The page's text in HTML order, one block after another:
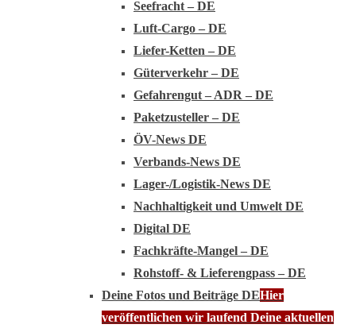
Seefracht – DE
Luft-Cargo – DE
Liefer-Ketten – DE
Güterverkehr – DE
Gefahrengut – ADR – DE
Paketzusteller – DE
ÖV-News DE
Verbands-News DE
Lager-/Logistik-News DE
Nachhaltigkeit und Umwelt DE
Digital DE
Fachkräfte-Mangel – DE
Rohstoff- & Lieferengpass – DE
Deine Fotos und Beiträge DEHier
veröffentlichen wir laufend Deine aktuellen